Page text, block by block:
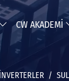
CW AKADEMİ
İNVERTERLER